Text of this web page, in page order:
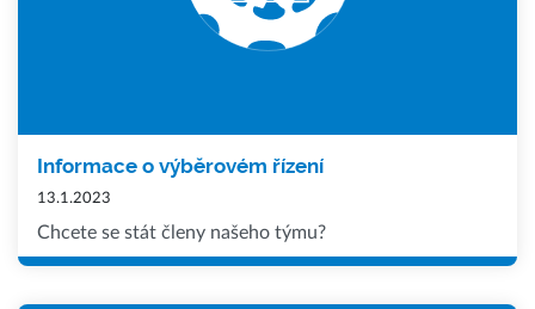
Informace o výběrovém řízení
13.1.2023
Chcete se stát členy našeho týmu?